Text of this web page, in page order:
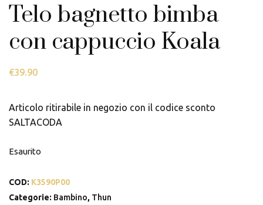
Telo bagnetto bimba
con cappuccio Koala
€39.90
Articolo ritirabile in negozio con il codice sconto
SALTACODA
Esaurito
COD: K3590P00
Categorie: Bambino, Thun